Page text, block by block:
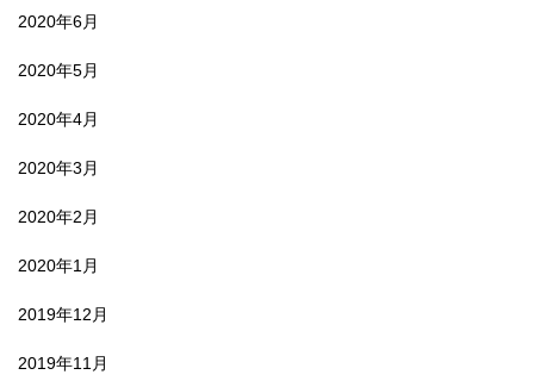
2020年6月
2020年5月
2020年4月
2020年3月
2020年2月
2020年1月
2019年12月
2019年11月